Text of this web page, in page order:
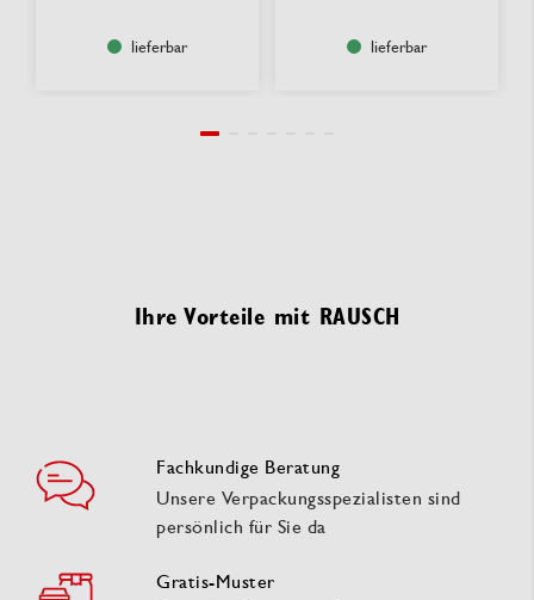
lieferbar lieferbar
Ihre Vorteile mit RAUSCH
Fachkundige Beratung
Unsere Verpackungsspezialisten sind
persönlich für Sie da
Gratis-Muster